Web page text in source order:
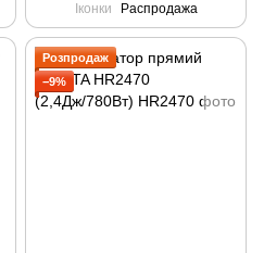
Іконки Распродажа
Розпродаж
−9%